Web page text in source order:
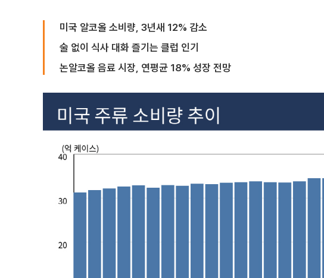
미국 알코올 소비량, 3년새 12% 감소
술 없이 식사 대화 즐기는 클럽 인기
논알코올 음료 시장, 연평균 18% 성장 전망